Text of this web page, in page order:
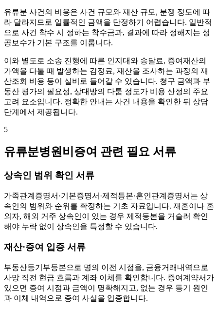
유류분 사건의 비용은 사건 규모와 재산 규모, 분쟁 정도에 따
라 달라지므로 일률적인 금액을 단정하기 어렵습니다. 일반적
으로 사건 착수 시 정하는 착수금과, 결과에 따라 정해지는 성
공보수가 기본 구조를 이룹니다.
이와 별도로 소송 진행에 따른 인지대와 송달료, 증여재산의
가액을 다툴 때 발생하는 감정료, 재산을 조사하는 과정의 재
산조회 비용 등이 실비로 들어갈 수 있습니다. 청구 금액과 부
동산 평가의 필요성, 상대방의 다툼 정도가 비용 산정의 주요
고려 요소입니다. 정확한 안내는 사건 내용을 확인한 뒤 상담
단계에서 제공됩니다.
5
유류분병원비증여 관련 필요 서류
상속인 범위 확인 서류
가족관계증명서·기본증명서·제적등본·혼인관계증명서는 상
속인의 범위와 순위를 확정하는 기초 자료입니다. 재혼이나 혼
외자, 해외 거주 상속인이 있는 경우 제적등본을 거슬러 확인
해야 누락 없이 상속인을 특정할 수 있습니다.
재산·증여 입증 서류
부동산등기부등본으로 명의 이전 시점을, 금융거래내역으로
사망 직전 현금 흐름과 계좌 이체를 확인합니다. 증여계약서가
있으면 증여 시점과 금액이 명확해지고, 없는 경우 등기 원인
과 이체 내역으로 증여 사실을 입증합니다.